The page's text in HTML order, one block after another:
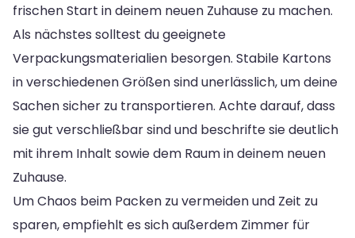
frischen Start in deinem neuen Zuhause zu machen.
Als nächstes solltest du geeignete
Verpackungsmaterialien besorgen. Stabile Kartons
in verschiedenen Größen sind unerlässlich, um deine
Sachen sicher zu transportieren. Achte darauf, dass
sie gut verschließbar sind und beschrifte sie deutlich
mit ihrem Inhalt sowie dem Raum in deinem neuen
Zuhause.
Um Chaos beim Packen zu vermeiden und Zeit zu
sparen, empfiehlt es sich außerdem Zimmer für